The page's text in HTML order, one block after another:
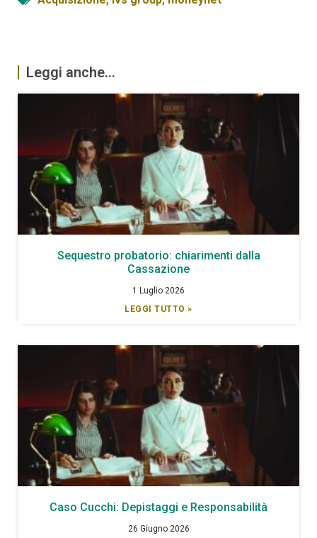
Leggi anche...
Sequestro probatorio: chiarimenti dalla
Cassazione
1 Luglio 2026
LEGGI TUTTO »
Caso Cucchi: Depistaggi e Responsabilità
26 Giugno 2026